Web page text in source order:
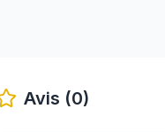
Avis (0)